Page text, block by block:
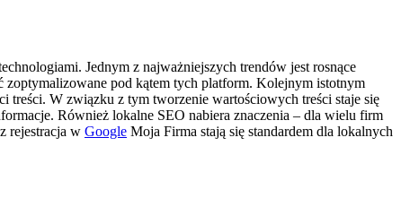
Jednym z najważniejszych trendów jest rosnące
zoptymalizowane pod kątem tych platform. Kolejnym istotnym
treści. W związku z tym tworzenie wartościowych treści staje się
Również lokalne SEO nabiera znaczenia – dla wielu firm
rejestracja w Google Moja Firma stają się standardem dla lokalnych